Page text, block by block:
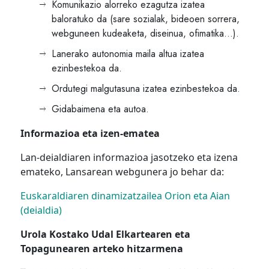
Komunikazio alorreko ezagutza izatea
baloratuko da (sare sozialak, bideoen sorrera,
webguneen kudeaketa, diseinua, ofimatika…).
Lanerako autonomia maila altua izatea
ezinbestekoa da.
Ordutegi malgutasuna izatea ezinbestekoa da.
Gidabaimena eta autoa.
Informazioa eta izen-ematea
Lan-deialdiaren informazioa jasotzeko eta izena
emateko, Lansarean webgunera jo behar da:
Euskaraldiaren dinamizatzailea Orion eta Aian
(deialdia)
Urola Kostako Udal Elkartearen eta
Topagunearen arteko hitzarmena